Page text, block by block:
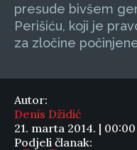
presude bivšem
Perišiću, koji je
za zločine
Autor:
Denis Džidić
21. marta 2014. | 00:00
Podjeli članak: